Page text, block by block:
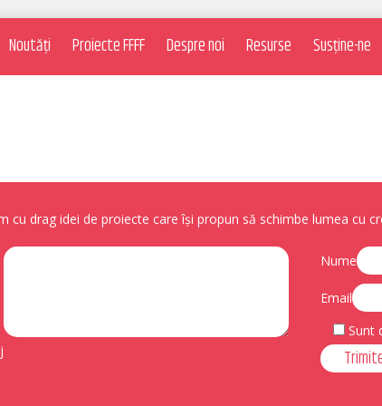
Noutăți Proiecte FFFF Despre noi Resurse Susține-ne
cu drag idei de proiecte care își propun să schimbe lumea cu
Nume
Email
Sunt